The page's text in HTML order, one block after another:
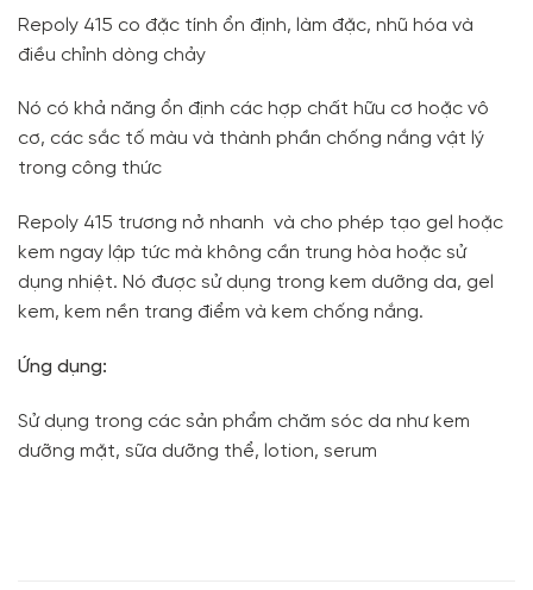
Repoly 415 co đặc tính ổn định, làm đặc, nhũ hóa và
điều chỉnh dòng chảy
Nó có khả năng ổn định các hợp chất hữu cơ hoặc vô
cơ, các sắc tố màu và thành phần chống nắng vật lý
trong công thức
Repoly 415 trương nở nhanh và cho phép tạo gel hoặc
kem ngay lập tức mà không cần trung hòa hoặc sử
dụng nhiệt. Nó được sử dụng trong kem dưỡng da, gel
kem, kem nền trang điểm và kem chống nắng.
Ứng dụng:
Sử dụng trong các sản phẩm chăm sóc da như kem
dưỡng mặt, sữa dưỡng thể, lotion, serum